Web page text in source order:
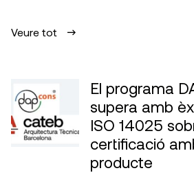
Veure tot
El programa
supera amb
ISO 14025
certificació
producte